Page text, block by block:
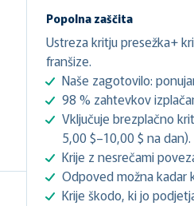
Popolna zaščita
Ustreza kritju presežka+
franšize.
Naše zagotovilo:
98 % zahtevkov
Vključuje brezplačno
5,00 $–10,00 $ na
Krije z nesrečami
Odpoved možna kadar
Krije škodo, ki jo